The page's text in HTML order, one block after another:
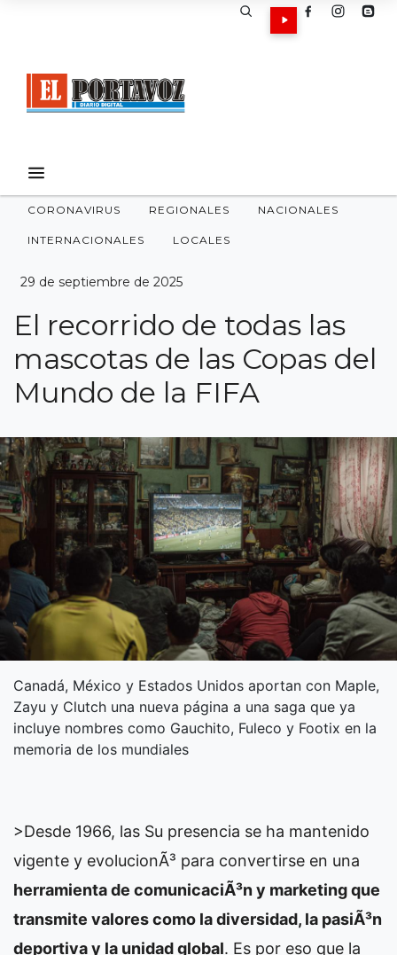
CORONAVIRUS REGIONALES NACIONALES
INTERNACIONALES LOCALES
29 de septiembre de 2025
El recorrido de todas las
mascotas de las Copas del
Mundo de la FIFA
Canadá, México y Estados Unidos aportan con Maple,
Zayu y Clutch una nueva página a una saga que ya
incluye nombres como Gauchito, Fuleco y Footix en la
memoria de los mundiales
>Desde 1966, las Su presencia se ha mantenido
vigente y evolucionÃ³ para convertirse en una
herramienta de comunicaciÃ³n y marketing que
transmite valores como la diversidad, la pasiÃ³n
deportiva y la unidad global. Es por eso que la